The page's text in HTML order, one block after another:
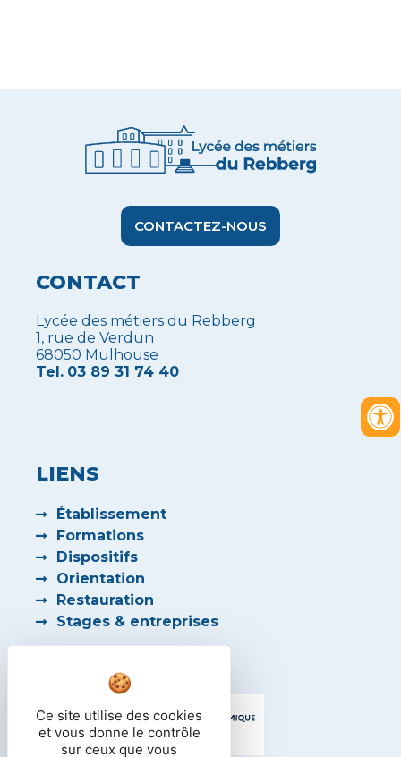
CONTACTEZ-NOUS
CONTACT
Lycée des métiers du Rebberg
1, rue de Verdun
68050 Mulhouse
Tel. 03 89 31 74 40
LIENS
Établissement
Formations
Dispositifs
Orientation
Restauration
Stages & entreprises
Ce site utilise des cookies
et vous donne le contrôle
sur ceux que vous